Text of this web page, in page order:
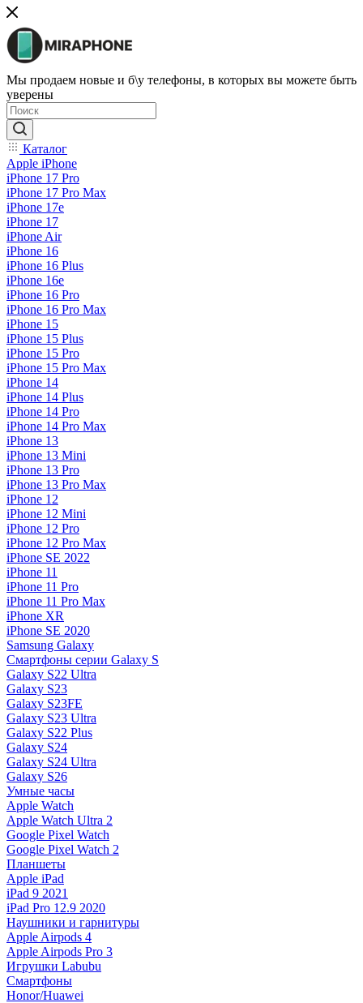
Мы продаем новые и б\у телефоны, в которых вы можете быть
уверены
Каталог
Apple iPhone
iPhone 17 Pro
iPhone 17 Pro Max
iPhone 17e
iPhone 17
iPhone Air
iPhone 16
iPhone 16 Plus
iPhone 16e
iPhone 16 Pro
iPhone 16 Pro Max
iPhone 15
iPhone 15 Plus
iPhone 15 Pro
iPhone 15 Pro Max
iPhone 14
iPhone 14 Plus
iPhone 14 Pro
iPhone 14 Pro Max
iPhone 13
iPhone 13 Mini
iPhone 13 Pro
iPhone 13 Pro Max
iPhone 12
iPhone 12 Mini
iPhone 12 Pro
iPhone 12 Pro Max
iPhone SE 2022
iPhone 11
iPhone 11 Pro
iPhone 11 Pro Max
iPhone XR
iPhone SE 2020
Samsung Galaxy
Смартфоны серии Galaxy S
Galaxy S22 Ultra
Galaxy S23
Galaxy S23FE
Galaxy S23 Ultra
Galaxy S22 Plus
Galaxy S24
Galaxy S24 Ultra
Galaxy S26
Умные часы
Apple Watch
Apple Watch Ultra 2
Google Pixel Watch
Google Pixel Watch 2
Планшеты
Apple iPad
iPad 9 2021
iPad Pro 12.9 2020
Наушники и гарнитуры
Apple Airpods 4
Apple Airpods Pro 3
Игрушки Labubu
Смартфоны
Honor/Huawei